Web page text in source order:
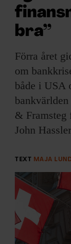
ARKIV & E-
LYSSNA/
SHOP
KONTAKTA
SKRIV I
OM F&F
bra”
Förra året
om
både i USA
& Framsteg
John
TEXT MAJA